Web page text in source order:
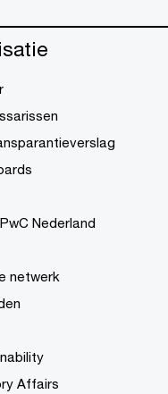
Nederland
netwerk
Affairs